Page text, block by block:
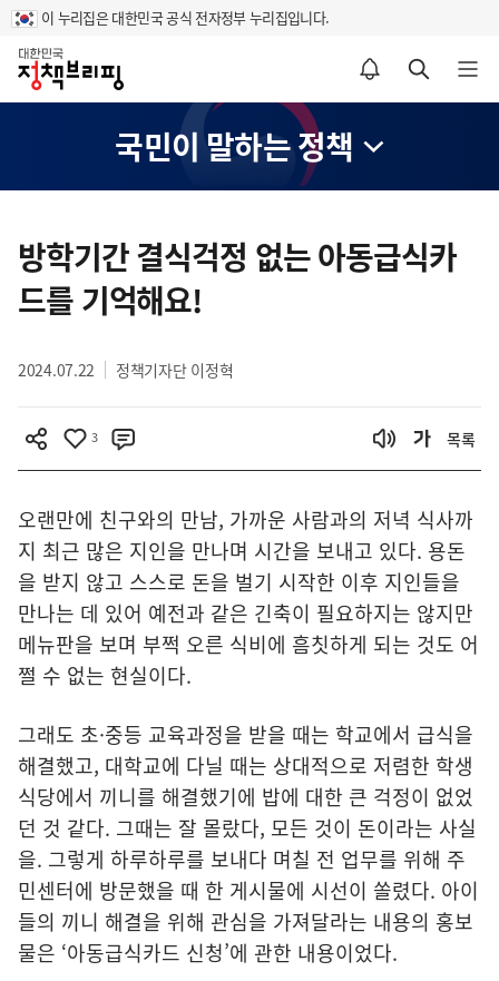
이 누리집은 대한민국 공식 전자정부 누리집입니다.
홈
알림설정 바로가기 검색 바로가기 메뉴 열기
국민이 말하는 정책
텐
츠
영
방학기간 결식걱정 없는 아동급식카
드를 기억해요!
2024.07.22 정책기자단 이정혁
3 목록
오랜만에 친구와의 만남, 가까운 사람과의 저녁 식사까
지 최근 많은 지인을 만나며 시간을 보내고 있다. 용돈
을 받지 않고 스스로 돈을 벌기 시작한 이후 지인들을
만나는 데 있어 예전과 같은 긴축이 필요하지는 않지만
메뉴판을 보며 부쩍 오른 식비에 흠칫하게 되는 것도 어
쩔 수 없는 현실이다.
그래도 초·중등 교육과정을 받을 때는 학교에서 급식을
해결했고, 대학교에 다닐 때는 상대적으로 저렴한 학생
식당에서 끼니를 해결했기에 밥에 대한 큰 걱정이 없었
던 것 같다. 그때는 잘 몰랐다, 모든 것이 돈이라는 사실
을. 그렇게 하루하루를 보내다 며칠 전 업무를 위해 주
민센터에 방문했을 때 한 게시물에 시선이 쏠렸다. 아이
들의 끼니 해결을 위해 관심을 가져달라는 내용의 홍보
물은 ‘아동급식카드 신청’에 관한 내용이었다.